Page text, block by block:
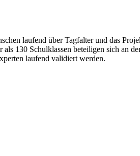
laufend über Tagfalter und das
130 Schulklassen beteiligen sich an
laufend validiert werden.